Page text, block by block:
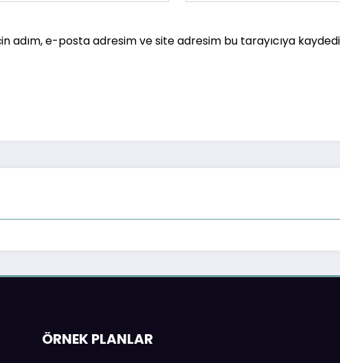
adım, e-posta adresim ve site adresim bu tarayıcıya
ÖRNEK PLANLAR